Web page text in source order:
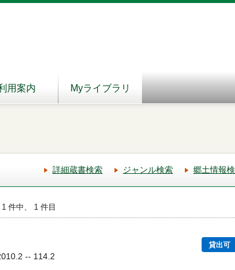
用案内 Myライブラリ
詳細蔵書検索 ジャンル検索 郷土情報
1 件中、 1 件目
貸出可
-- 114.2